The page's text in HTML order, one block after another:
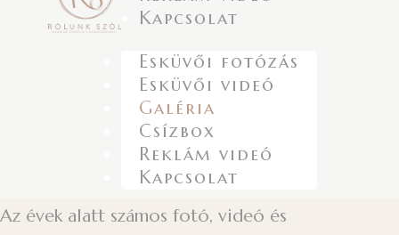
Kapcsolat
Esküvői fotózás
Esküvői videó
Galéria
Csízbox
Reklám videó
Kapcsolat
Az évek alatt számos fotó, videó és